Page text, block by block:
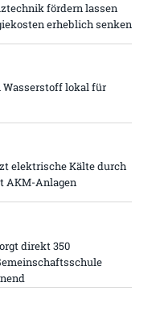
fördern lassen
erheblich senken
lokal für
elektrische Kälte durch
AKM-Anlagen
direkt 350